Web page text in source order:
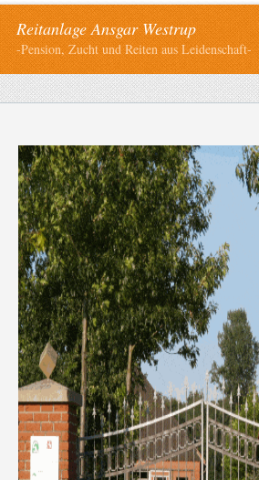
Reitanlage Ansgar Westrup
-Pension, Zucht und Reiten aus Leidenschaft-